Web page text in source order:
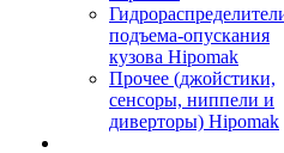
подъема-опускания
кузова Hipomak
Прочее (джойстики,
сенсоры, ниппели и
диверторы) Hipomak